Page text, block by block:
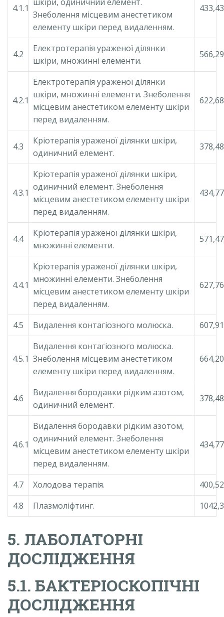
4.1.1
Знеболення місцевим анестетиком
елементу шкіри перед видаленням.
433,43
4.2
Електротерапія ураженої ділянки
шкіри, множинні елементи.
566,29
4.2.1
Електротерапія ураженої ділянки
шкіри, множинні елементи. Знеболення
місцевим анестетиком елементу шкіри
перед видаленням.
622,68
4.3
Кріотерапія ураженої ділянки шкіри,
одиничний елемент.
378,48
4.3.1
Кріотерапія ураженої ділянки шкіри,
одиничний елемент. Знеболення
місцевим анестетиком елементу шкіри
перед видаленням.
434,77
4.4
Кріотерапія ураженої ділянки шкіри,
множинні елементи.
571,47
4.4.1
Кріотерапія ураженої ділянки шкіри,
множинні елементи. Знеболення
місцевим анестетиком елементу шкіри
перед видаленням.
627,76
4.5 Видалення контагіозного молюска. 607,91
4.5.1
Видалення контагіозного молюска.
Знеболення місцевим анестетиком
елементу шкіри перед видаленням.
664,20
4.6
Видалення бородавки рідким азотом,
одиничний елемент.
378,48
4.6.1
Видалення бородавки рідким азотом,
одиничний елемент. Знеболення
місцевим анестетиком елементу шкіри
перед видаленням.
434,77
4.7 Холодова терапія.
400,52
4.8
Плазмоліфтинг.
5. ЛАБОЛАТОРНІ
ДОСЛІДЖЕННЯ
5.1. БАКТЕРІОСКОПІЧНІ
ДОСЛІДЖЕННЯ